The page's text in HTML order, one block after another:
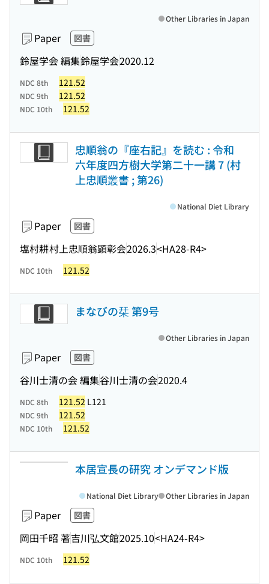
Paper 図書
鈴屋学会 編集鈴屋学会2020.12
Other Libraries in Japan
NDC 8th 121.52
NDC 9th 121.52
NDC 10th 121.52
忠順翁の『座右記』を読む : 令和
六年度四方樹大学第二十一講 7 (村
上忠順叢書 ; 第26)
Paper 図書
塩村耕村上忠順翁顕彰会2026.3<HA28-R4>
National Diet Library
NDC 10th 121.52
まなびの栞 第9号
Paper 図書
谷川士清の会 編集谷川士清の会2020.4
Other Libraries in Japan
NDC 8th 121.52 L121
NDC 9th 121.52
NDC 10th 121.52
本居宣長の研究 オンデマンド版
Paper 図書
岡田千昭 著吉川弘文館2025.10<HA24-R4>
National Diet Library Other Libraries in Japan
NDC 10th 121.52